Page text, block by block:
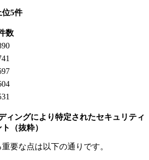
5件
数
ィングにより特定されたセキュリティ
（抜粋）
要な点は以下の通りです。